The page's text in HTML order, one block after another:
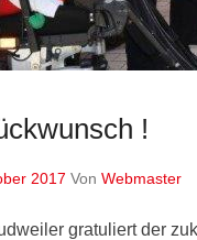
!
2017 Von Webmaster
gratuliert der